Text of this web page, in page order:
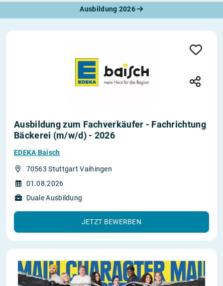
Ausbildung 2026
Ausbildung zum Fachverkäufer - Fachrichtung
Bäckerei (m/w/d) - 2026
EDEKA Baisch
70563 Stuttgart Vaihingen
01.08.2026
Duale Ausbildung
JETZT BEWERBEN